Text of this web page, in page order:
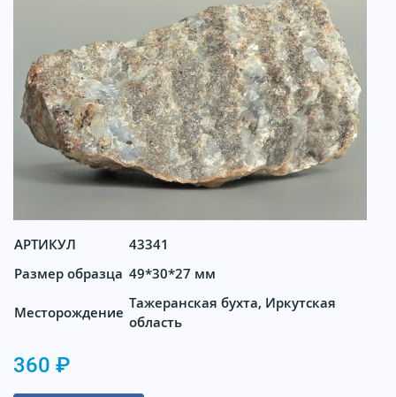
АРТИКУЛ
43341
Размер образца 49*30*27 мм
Месторождение
Тажеранская бухта, Иркутская
область
360 ₽